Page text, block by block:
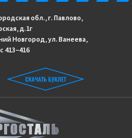
обл., г. Павлово,
д.1г
Новгород, ул. Ванеева,
413−416